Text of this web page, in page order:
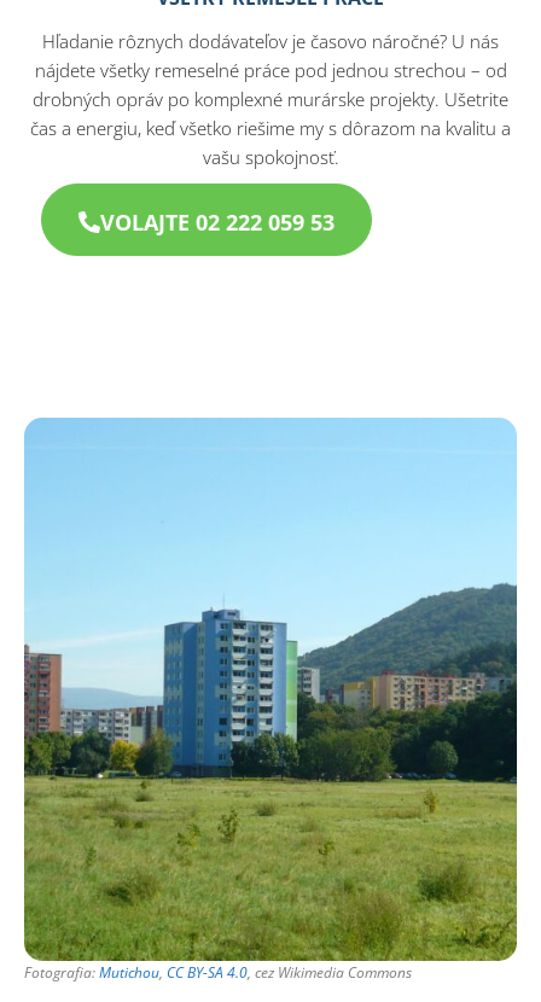
Hľadanie rôznych dodávateľov je časovo náročné? U nás
nájdete všetky remeselné práce pod jednou strechou – od
drobných opráv po komplexné murárske projekty. Ušetrite
čas a energiu, keď všetko riešime my s dôrazom na kvalitu a
vašu spokojnosť.
VOLAJTE 02 222 059 53
Fotografia:Mutichou, CC BY-SA 4.0, cez Wikimedia Commons